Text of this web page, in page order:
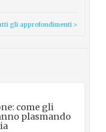
gli approfondimenti >
come gli
plasmando